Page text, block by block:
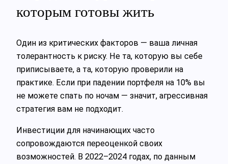
которым готовы жить
Один из критических факторов — ваша личная
толерантность к риску. Не та, которую вы себе
приписываете, а та, которую проверили на
практике. Если при падении портфеля на 10% вы
не можете спать по ночам — значит, агрессивная
стратегия вам не подходит.
Инвестиции для начинающих часто
сопровождаются переоценкой своих
возможностей. В 2022–2024 годах, по данным